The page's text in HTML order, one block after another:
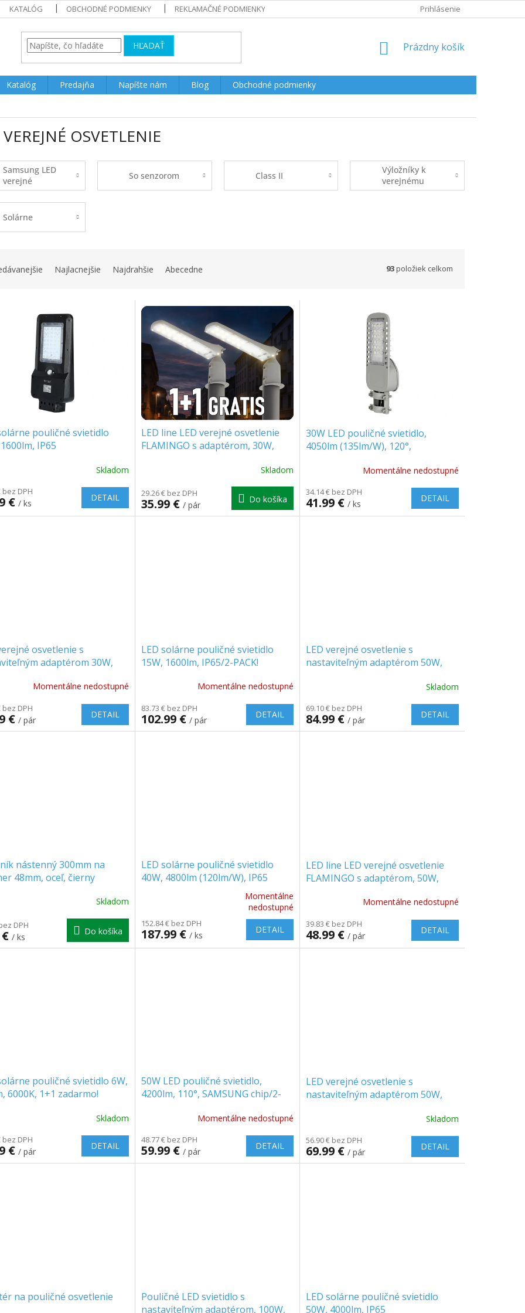
KATALÓG OBCHODNÉ PODMIENKY REKLAMAČNÉ PODMIENKY Prihlásenie
HĽADAŤ
NÁKUPNÝ
Prázdny košík
Katalóg Predajňa Napíšte nám Blog
Obchodné podmienky
OSVETLENIE
Samsung LED
verejné
osvetlenie
So senzorom Class II
Výložníky k
verejnému
osvetleniu
Solárne
Najlacnejšie Najdrahšie Abecedne 93položiek celkom
pouličné svietidlo
IP65
Skladom
bez DPH
€ / ks
DETAIL
LED line LED verejné osvetlenie
FLAMINGO s adaptérom, 30W,
Skladom
29.26 € bez DPH
35.99 € / pár
Do košíka
30W LED pouličné svietidlo,
4050lm (135lm/W), 120°,
Momentálne nedostupné
34.14 € bez DPH
41.99 € / ks
DETAIL
osvetlenie s
adaptérom 30W,
Momentálne nedostupné
bez DPH
€ / pár
DETAIL
LED solárne pouličné svietidlo
15W, 1600lm, IP65/2-PACK!
Momentálne nedostupné
83.73 € bez DPH
102.99 € / pár
DETAIL
LED verejné osvetlenie s
nastaviteľným adaptérom 50W,
Skladom
69.10 € bez DPH
84.99 € / pár
DETAIL
nástenný 300mm na
48mm, oceľ, čierny
Skladom
DPH
/ ks
Do košíka
LED solárne pouličné svietidlo
40W, 4800lm (120lm/W), IP65
produktu
je
5.0
Momentálne
nedostupné
152.84 € bez DPH
187.99 € / ks
DETAIL
LED line LED verejné osvetlenie
FLAMINGO s adaptérom, 50W,
zadarmo! [203792]Momentálne nedostupné
39.83 € bez DPH
48.99 € / pár
DETAIL
pouličné svietidlo 6W,
6000K, 1+1 zadarmo!
Skladom
bez DPH
€ / pár
DETAIL
50W LED pouličné svietidlo,
4200lm, 110°, SAMSUNG chip/2-
Momentálne nedostupné
48.77 € bez DPH
59.99 € / pár
DETAIL
LED verejné osvetlenie s
nastaviteľným adaptérom 50W,
Skladom
56.90 € bez DPH
69.99 € / pár
DETAIL
na pouličné osvetlenie
Pouličné LED svietidlo s
nastaviteľným adaptérom, 100W,
LED solárne pouličné svietidlo
50W, 4000lm, IP65